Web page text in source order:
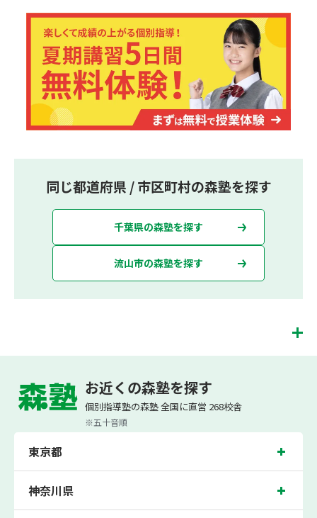
個別指導塾の森塾は、「先生1人に生徒2人まで」の個
別指導で、「1科目＋20点の成績保証」が大評判の塾
です。しかも、「保護者様にも安心の授業料」で、多
くの保護者様からご好評いただいております。
同じ都道府県 / 市区町村の森塾を探す
千葉県の森塾を探す
流山市の森塾を探す
校では、小学生は3科目（算数・英語・国語）[個別]とDOJO[集団]、中学生は5科
目（数学・英語・国語・理科・社会）、高校生は7科目（数学・英語・国語[古典・
現代文]・理科[物理・化学・生物・地学]・地理歴史・公民・小論文）を提供してい
2学期以内に、学校の定期テスト（中間・期末テスト）で、必ず1回以上『60点未
の科目が80点以上』になることを保証します。もし以上の基準を超えて学校成績が
上がらなければ、3学期目の対象科目授業料を全額免除し、1学期間無料で指導させ
ていただきます。＊定期テストの一科目あたりの満点数が100点でない地域では、
100点満点に換算した場合の上記 記載点数相当の内容を保証させていただきます。
お近くの森塾を探す
個別指導塾の森塾 全国に直営 268校舎
※五十音順
東京都
神奈川県